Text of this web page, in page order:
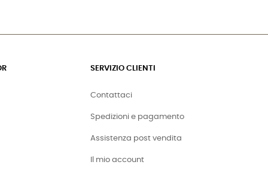
SERVIZIO CLIENTI
Contattaci
Spedizioni e pagamento
Assistenza post vendita
Il mio account